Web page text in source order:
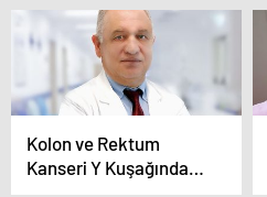
Kolon ve Rektum
Kanseri Y Kuşağında
Artıyor